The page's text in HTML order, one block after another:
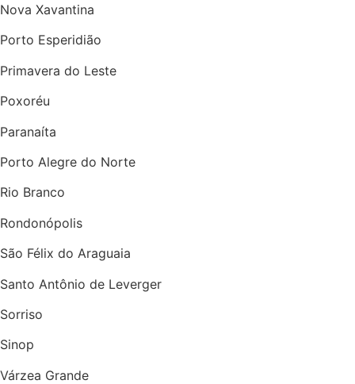
Nova Xavantina
Porto Esperidião
Primavera do Leste
Poxoréu
Paranaíta
Porto Alegre do Norte
Rio Branco
Rondonópolis
São Félix do Araguaia
Santo Antônio de Leverger
Sorriso
Sinop
Várzea Grande